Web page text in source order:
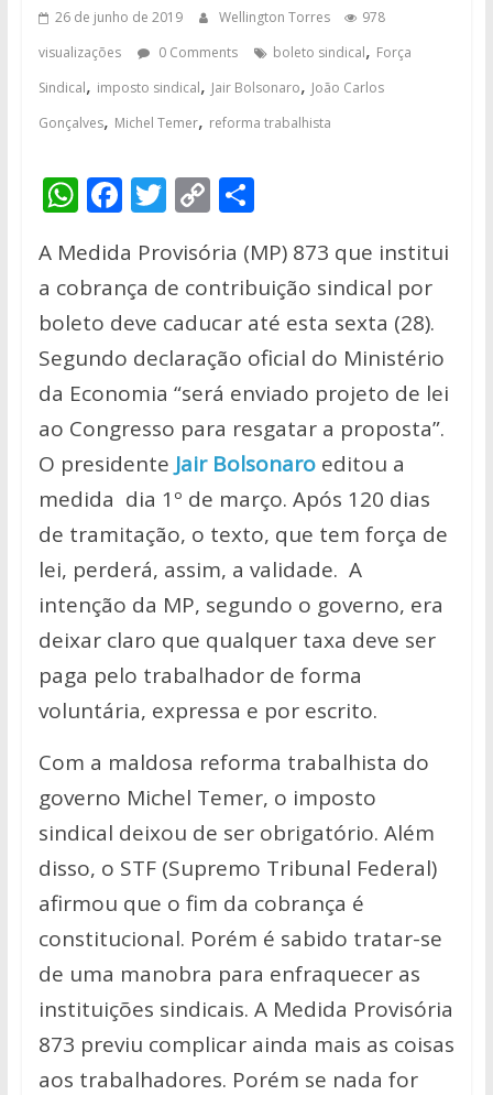
26 de junho de 2019 Wellington Torres
978
visualizações
0 Comments boleto sindical, Força
Sindical, imposto sindical, Jair Bolsonaro, João Carlos
Gonçalves, Michel Temer, reforma trabalhista
W
at
s
A
p
p
F
e
b
o
o
k
T
itt
er
C
p
y
Li
n
k
S
ar
e
A Medida Provisória (MP) 873 que institui
a cobrança de contribuição sindical por
boleto deve caducar até esta sexta (28).
Segundo declaração oficial do Ministério
da Economia “será enviado projeto de lei
ao Congresso para resgatar a proposta”.
O presidente Jair Bolsonaroeditou a
medida dia 1º de março. Após 120 dias
de tramitação, o texto, que tem força de
lei, perderá, assim, a validade. A
intenção da MP, segundo o governo, era
deixar claro que qualquer taxa deve ser
paga pelo trabalhador de forma
voluntária, expressa e por escrito.
Com a maldosa reforma trabalhista do
governo Michel Temer, o imposto
sindical deixou de ser obrigatório. Além
disso, o STF (Supremo Tribunal Federal)
afirmou que o fim da cobrança é
constitucional. Porém é sabido tratar-se
de uma manobra para enfraquecer as
instituições sindicais. A Medida Provisória
873 previu complicar ainda mais as coisas
aos trabalhadores. Porém se nada for